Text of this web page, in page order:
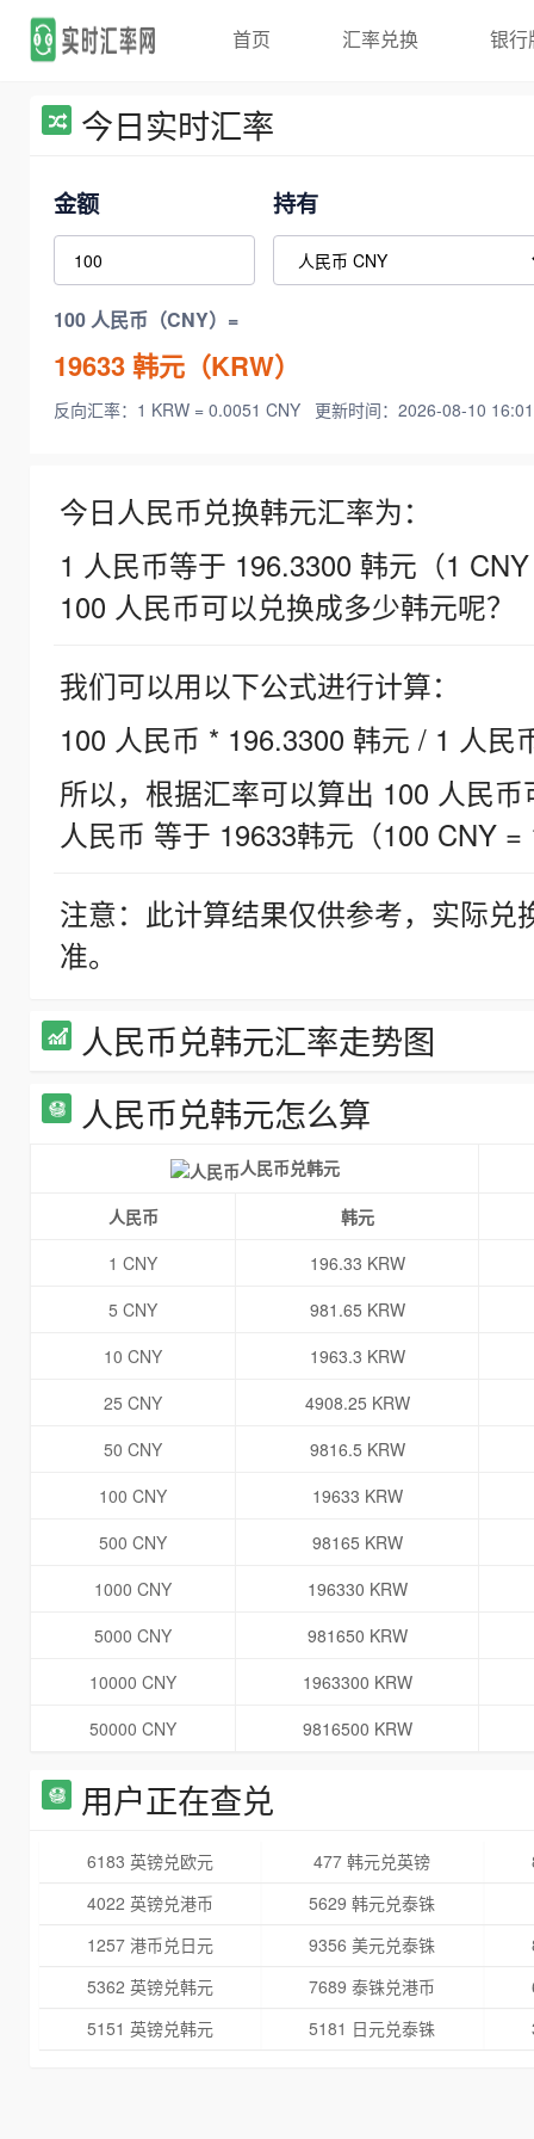
首页 汇率兑换 银行
今日实时汇率
金额 持有
100 人民币（CNY）=
19633韩元（KRW）
反向汇率：1 KRW = 0.0051 CNY 更新时间：2026-08-10
今日人民币兑换韩元汇率为：
1 人民币等于 196.3300 韩元（1
100 人民币可以兑换成多少韩元呢？
我们可以用以下公式进行计算：
100 人民币 * 196.3300 韩元 / 1 人民
所以，根据汇率可以算出 100 人民
人民币 等于 19633韩元（100 CNY =
注意：此计算结果仅供参考，实际
准。
人民币兑韩元汇率走势图
人民币兑韩元怎么算
人民币兑韩元
人民币
韩元
1 CNY
196.33 KRW
5 CNY
981.65 KRW
10 CNY
1963.3 KRW
25 CNY
4908.25 KRW
50 CNY
9816.5 KRW
100 CNY
19633 KRW
500 CNY
98165 KRW
1000 CNY
196330 KRW
5000 CNY
981650 KRW
10000 CNY
1963300 KRW
50000 CNY
9816500 KRW
用户正在查兑
6183 英镑兑欧元 477 韩元兑英镑
4022 英镑兑港币
5629 韩元兑泰铢
1257 港币兑日元
9356 美元兑泰铢
5362 英镑兑韩元
7689 泰铢兑港币
5151 英镑兑韩元
5181 日元兑泰铢